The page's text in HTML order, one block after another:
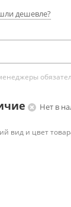
дешевле?
Нет в
вид и цвет